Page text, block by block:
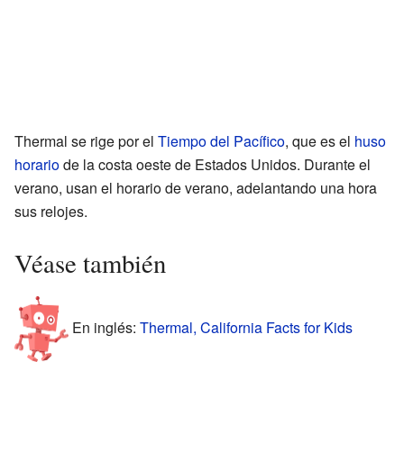
Thermal se rige por el Tiempo del Pacífico, que es el huso
horariode la costa oeste de Estados Unidos. Durante el
verano, usan el horario de verano, adelantando una hora
sus relojes.
Véase también
En inglés: Thermal, California Facts for Kids